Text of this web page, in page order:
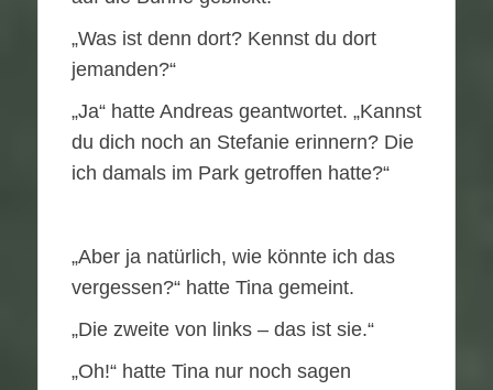
„Was ist denn dort? Kennst du dort
jemanden?“
„Ja“ hatte Andreas geantwortet. „Kannst
du dich noch an Stefanie erinnern? Die
ich damals im Park getroffen hatte?“
„Aber ja natürlich, wie könnte ich das
vergessen?“ hatte Tina gemeint.
„Die zweite von links – das ist sie.“
„Oh!“ hatte Tina nur noch sagen